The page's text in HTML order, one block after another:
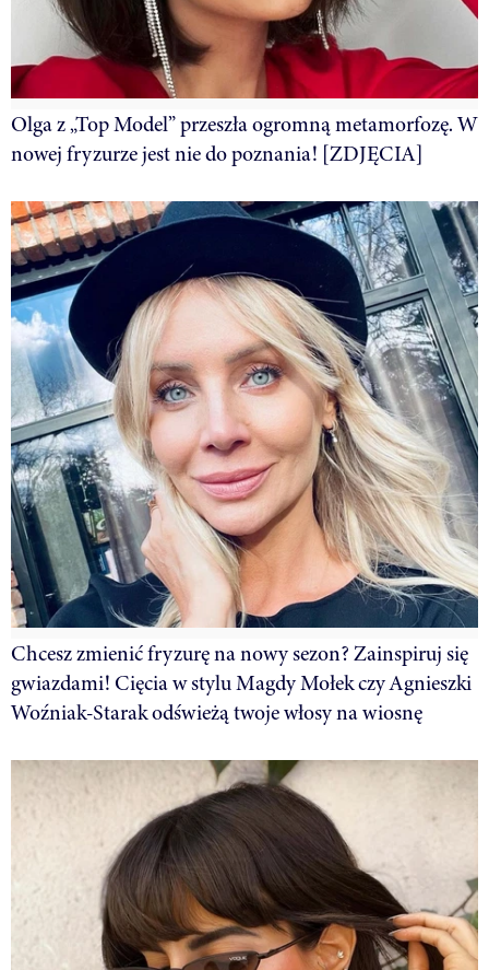
Olga z „Top Model” przeszła ogromną metamorfozę. W
nowej fryzurze jest nie do poznania! [ZDJĘCIA]
Chcesz zmienić fryzurę na nowy sezon? Zainspiruj się
gwiazdami! Cięcia w stylu Magdy Mołek czy Agnieszki
Woźniak-Starak odświeżą twoje włosy na wiosnę